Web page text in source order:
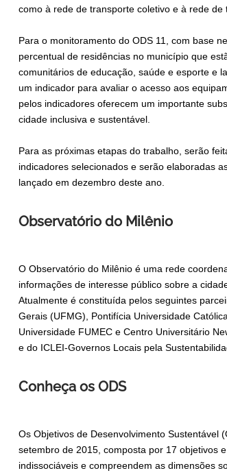
como à rede de transporte coletivo e à rede
Para o monitoramento do ODS 11, com base
percentual de residências no município que
comunitários de educação, saúde e esporte e
um indicador para avaliar o acesso aos
pelos indicadores oferecem um importante
cidade inclusiva e sustentável.
Para as próximas etapas do trabalho, serão
indicadores selecionados e serão elaboradas
lançado em dezembro deste ano.
Observatório do Milênio
O Observatório do Milênio é uma rede
informações de interesse público sobre a
Atualmente é constituída pelos seguintes
Gerais (UFMG), Pontifícia Universidade
Universidade FUMEC e Centro Universitário
e do ICLEI-Governos Locais pela
Conheça os ODS
Os Objetivos de Desenvolvimento Sustentável
setembro de 2015, composta por 17 objetivos
indissociáveis e compreendem as dimensões